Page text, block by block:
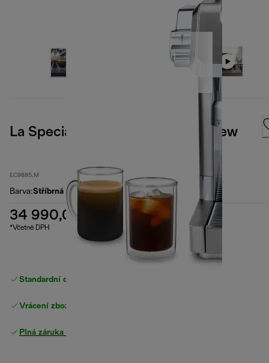
La Specialista Maestro – Cold Brew
EC9885.M
Barva:Stříbrná
34 990,00 Kč
*Včetně DPH
Standardní doručení zdarma
Vrácení zboží zdarma
Plná záruka výrobce